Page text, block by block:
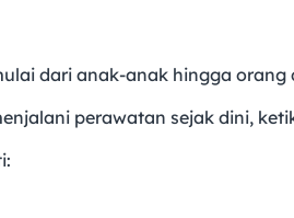
dari anak-anak hingga orang
perawatan sejak dini,